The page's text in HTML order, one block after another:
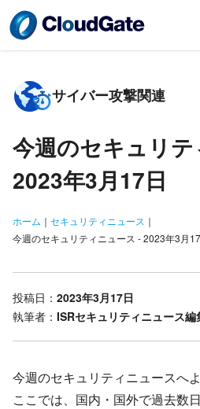
サイバー攻撃関連
今週のセキュリ
2023年3月17日
ホーム ｜ セキュリティニュース ｜
今週のセキュリティニュース - 2023年3月
投稿日： 2023年3月17日
執筆者： ISRセキュリティニュース編
今週のセキュリティニュースへ
ここでは、国内・国外で過去数